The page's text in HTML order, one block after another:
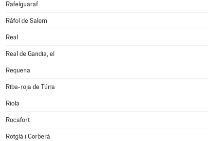
Rafelguaraf
Ráfol de Salem
Real
Real de Gandia, el
Requena
Riba-roja de Túria
Riola
Rocafort
Rotglà i Corberà